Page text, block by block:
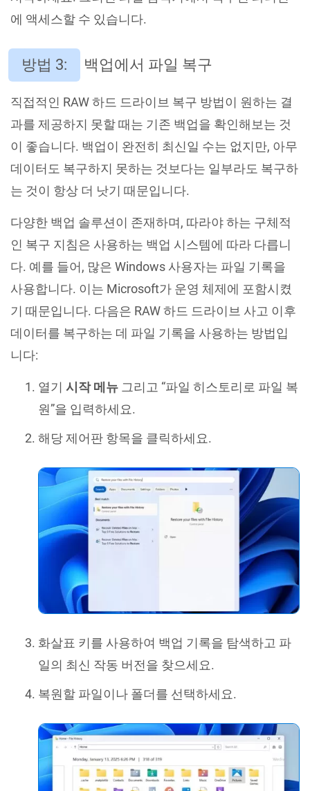
에 액세스할 수 있습니다.
방법 3: 백업에서 파일 복구
직접적인 RAW 하드 드라이브 복구 방법이 원하는 결
과를 제공하지 못할 때는 기존 백업을 확인해보는 것
이 좋습니다. 백업이 완전히 최신일 수는 없지만, 아무
데이터도 복구하지 못하는 것보다는 일부라도 복구하
는 것이 항상 더 낫기 때문입니다.
다양한 백업 솔루션이 존재하며, 따라야 하는 구체적
인 복구 지침은 사용하는 백업 시스템에 따라 다릅니
다. 예를 들어, 많은 Windows 사용자는 파일 기록을
사용합니다. 이는 Microsoft가 운영 체제에 포함시켰
기 때문입니다. 다음은 RAW 하드 드라이브 사고 이후
데이터를 복구하는 데 파일 기록을 사용하는 방법입
니다:
열기 시작 메뉴 그리고 “파일 히스토리로 파일 복
원”을 입력하세요.
해당 제어판 항목을 클릭하세요.
화살표 키를 사용하여 백업 기록을 탐색하고 파
일의 최신 작동 버전을 찾으세요.
복원할 파일이나 폴더를 선택하세요.